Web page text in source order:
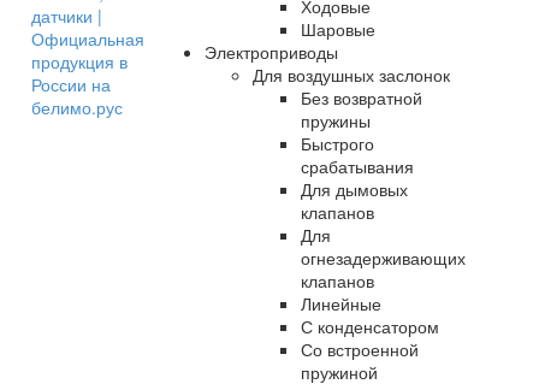
Ходовые
Шаровые
Электроприводы
Для воздушных заслонок
Без возвратной
пружины
Быстрого
срабатывания
Для дымовых
клапанов
Для
огнезадерживающих
клапанов
Линейные
С конденсатором
Со встроенной
пружиной